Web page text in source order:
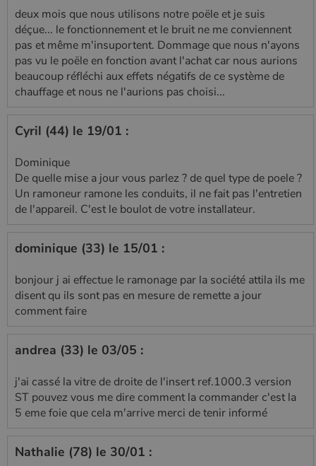
deux mois que nous utilisons notre poële et je suis
déçue... le fonctionnement et le bruit ne me conviennent
pas et même m'insuportent. Dommage que nous n'ayons
pas vu le poële en fonction avant l'achat car nous aurions
beaucoup réfléchi aux effets négatifs de ce système de
chauffage et nous ne l'aurions pas choisi...
Cyril (44) le 19/01 :
Dominique
De quelle mise a jour vous parlez ? de quel type de poele ?
Un ramoneur ramone les conduits, il ne fait pas l'entretien
de l'appareil. C'est le boulot de votre installateur.
dominique (33) le 15/01 :
bonjour j ai effectue le ramonage par la société attila ils me
disent qu ils sont pas en mesure de remette a jour
comment faire
andrea (33) le 03/05 :
j'ai cassé la vitre de droite de l'insert ref.1000.3 version
ST pouvez vous me dire comment la commander c'est la
5 eme foie que cela m'arrive merci de tenir informé
Nathalie (78) le 30/01 :